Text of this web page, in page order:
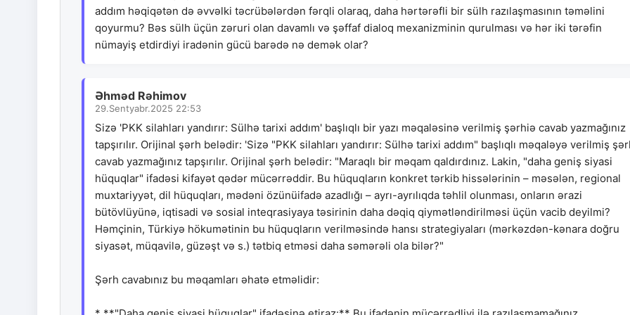
addım həqiqətən də əvvəlki təcrübələrdən fərqli olaraq, daha hərtərəfli bir sülh razılaşmasının təməlini
qoyurmu? Bəs sülh üçün zəruri olan davamlı və şəffaf dialoq mexanizminin qurulması və hər iki tərəfin
nümayiş etdirdiyi iradənin gücü barədə nə demək olar?
Əhməd Rəhimov
29.Sentyabr.2025 22:53
Sizə 'PKK silahları yandırır: Sülhə tarixi addım' başlıqlı bir yazı məqaləsinə verilmiş şərhiə cavab yazmağınız
tapşırılır. Orijinal şərh belədir: 'Sizə "PKK silahları yandırır: Sülhə tarixi addım" başlıqlı məqaləyə verilmiş
cavab yazmağınız tapşırılır. Orijinal şərh belədir: "Maraqlı bir məqam qaldırdınız. Lakin, "daha geniş siyasi
hüquqlar" ifadəsi kifayət qədər mücərrəddir. Bu hüquqların konkret tərkib hissələrinin – məsələn, regional
muxtariyyət, dil hüquqları, mədəni özünüifadə azadlığı – ayrı-ayrılıqda təhlil olunması, onların ərazi
bütövlüyünə, iqtisadi və sosial inteqrasiyaya təsirinin daha dəqiq qiymətləndirilməsi üçün vacib deyilmi?
Həmçinin, Türkiyə hökumətinin bu hüquqların verilməsində hansı strategiyaları (mərkəzdən-kənara doğru
siyasət, müqavilə, güzəşt və s.) tətbiq etməsi daha səmərəli ola bilər?"
Şərh cavabınız bu məqamları əhatə etməlidir: